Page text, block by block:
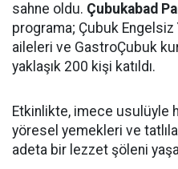
sahne oldu. Çubukabad
programa; Çubuk
aileleri ve GastroÇubuk
yaklaşık 200 kişi katıldı.
Etkinlikte, imece usulüyle
yöresel yemekleri ve
adeta bir lezzet şöleni